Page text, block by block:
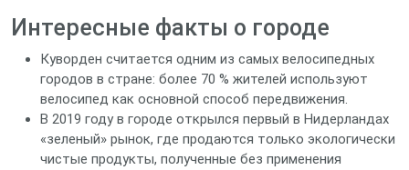
Интересные факты о городе
Куворден считается одним из самых велосипедных
городов в стране: более 70 % жителей используют
велосипед как основной способ передвижения.
В 2019 году в городе открылся первый в Нидерландах
«зеленый» рынок, где продаются только экологически
чистые продукты, полученные без применения